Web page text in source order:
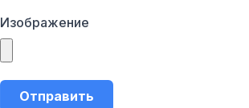
Изображение
Отправить